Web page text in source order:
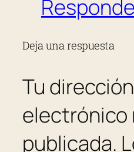
Deja una respuesta
Tu
electrónico
publicada.